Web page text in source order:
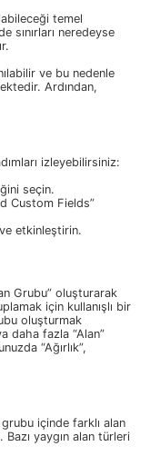
temel
sınırları neredeyse
ve bu nedenle
Ardından,
izleyebilirsiniz:
seçin.
Custom Fields”
etkinleştirin.
Grubu” oluşturarak
için kullanışlı bir
oluşturmak
daha fazla “Alan”
“Ağırlık”,
içinde farklı alan
yaygın alan türleri